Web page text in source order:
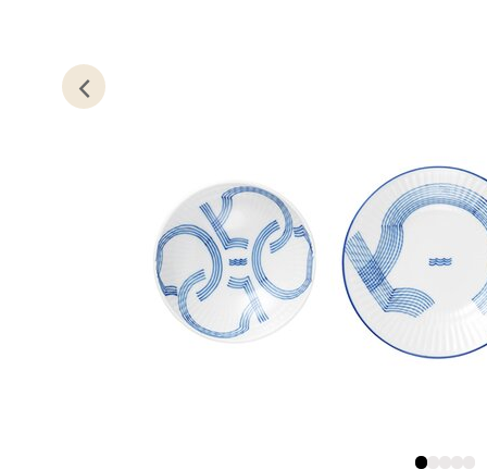
Åpent i
0 i
Åpent i